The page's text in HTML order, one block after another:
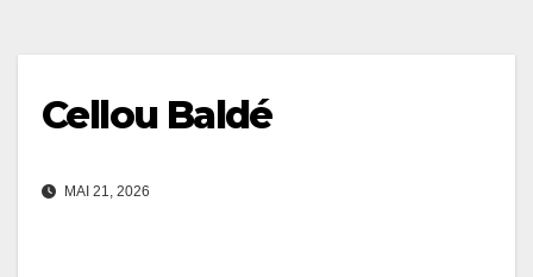
Cellou Baldé
MAI 21, 2026